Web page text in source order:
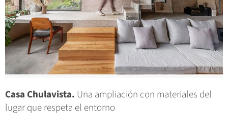
Casa Chulavista. Una ampliación con materiales del
lugar que respeta el entorno